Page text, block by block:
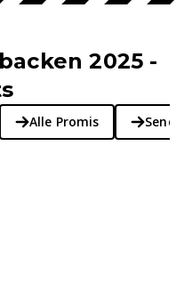
2025 -
Alle Promis